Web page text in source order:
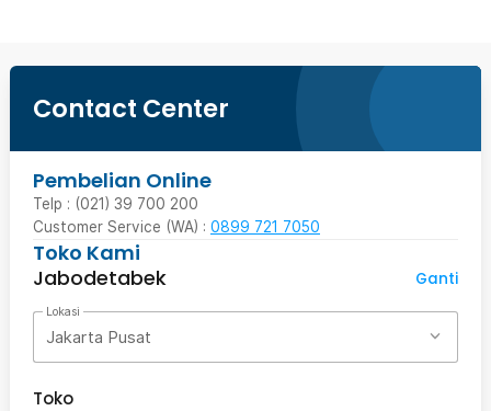
Contact Center
Pembelian Online
Telp : (021) 39 700 200
Customer Service (WA) : 0899 721 7050
Toko Kami
Jabodetabek
Ganti
Lokasi
Jakarta Pusat
Toko